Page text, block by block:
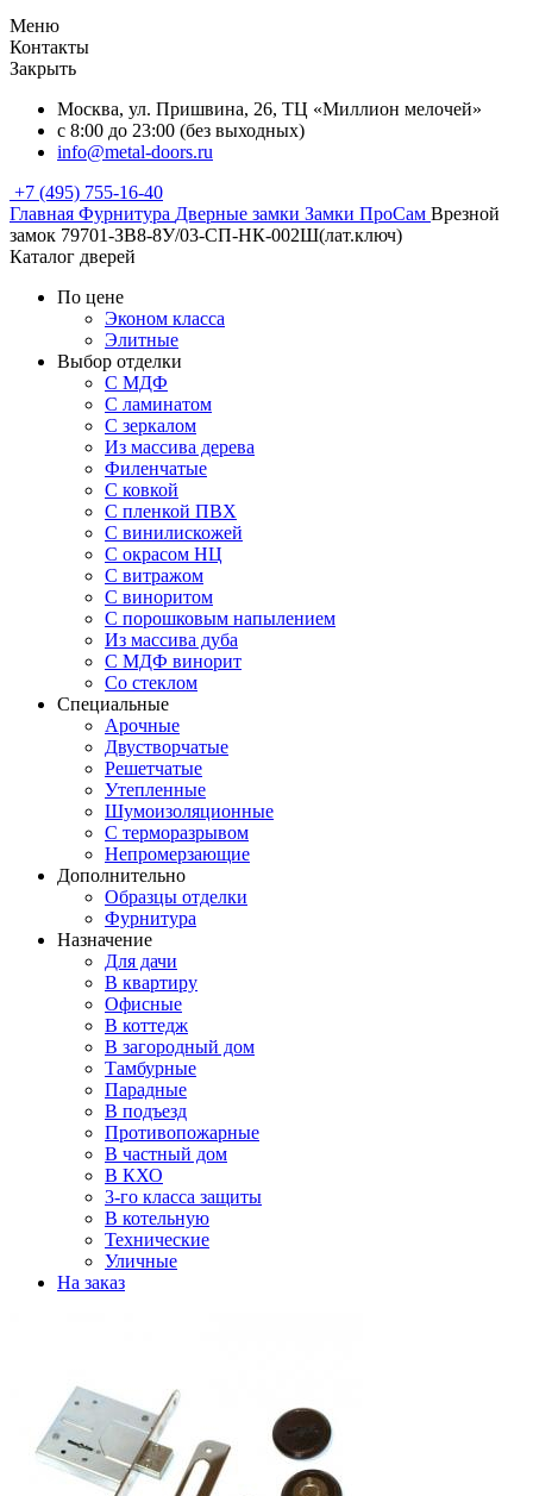
Меню
Контакты
Закрыть
Москва, ул. Пришвина, 26, ТЦ «Миллион мелочей»
с 8:00 до 23:00 (без выходных)
info@metal-doors.ru
+7 (495) 755-16-40
Главная Фурнитура Дверные замки Замки ПроСам Врезной
замок 79701-ЗВ8-8У/03-СП-НК-002Ш(лат.ключ)
Каталог дверей
По цене
Эконом класса
Элитные
Выбор отделки
С МДФ
С ламинатом
С зеркалом
Из массива дерева
Филенчатые
С ковкой
С пленкой ПВХ
С винилискожей
С окрасом НЦ
С витражом
С виноритом
С порошковым напылением
Из массива дуба
С МДФ винорит
Со стеклом
Специальные
Арочные
Двустворчатые
Решетчатые
Утепленные
Шумоизоляционные
С терморазрывом
Непромерзающие
Дополнительно
Образцы отделки
Фурнитура
Назначение
Для дачи
В квартиру
Офисные
В коттедж
В загородный дом
Тамбурные
Парадные
В подъезд
Противопожарные
В частный дом
В КХО
3-го класса защиты
В котельную
Технические
Уличные
На заказ